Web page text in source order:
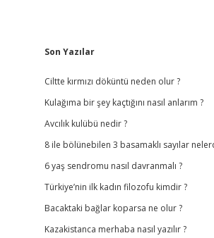
Sidebar
Son Yazılar
Ciltte kırmızı döküntü neden olur ?
Kulağıma bir şey kaçtığını nasıl anlarım ?
Avcılık kulübü nedir ?
8 ile bölünebilen 3 basamaklı sayılar
6 yaş sendromu nasıl davranmalı ?
Türkiye’nin ilk kadın filozofu kimdir ?
Bacaktaki bağlar koparsa ne olur ?
Kazakistanca merhaba nasıl yazılır ?
ilbethiltonbet